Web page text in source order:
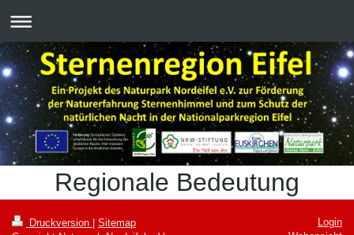
Regionale Bedeutung
Druckversion | Sitemap
Login